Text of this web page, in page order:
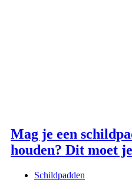
Mag je een
houden? Dit moet
Schildpadden